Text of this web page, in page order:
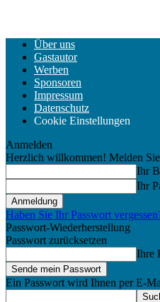
Über uns
Gastautor
Werben
Sponsoren
Impressum
Datenschutz
Cookie Einstellungen
Anmelden
Herzlich willkommen! Melden
Ihr
Ihr
Haben Sie Ihr Passwort
Passwort-Wiederherstellung
Passwort zurücksetzen
Ihre
Ein Passwort wird Ihnen per E-